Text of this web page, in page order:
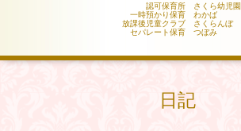
認可保育所 さくら幼児園
一時預かり保育 わかば
放課後児童クラブ さくらんぼ
セパレート保育 つぼみ
日記